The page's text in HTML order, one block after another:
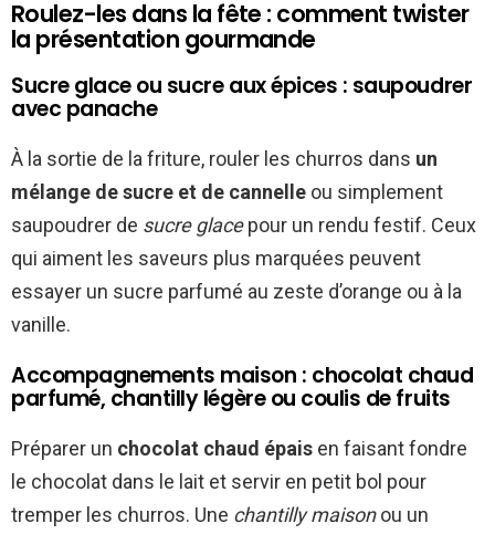
Roulez-les dans la fête : comment twister
la présentation gourmande
Sucre glace ou sucre aux épices : saupoudrer
avec panache
À la sortie de la friture, rouler les churros dans un
mélange de sucre et de cannelle ou simplement
saupoudrer de sucre glacepour un rendu festif. Ceux
qui aiment les saveurs plus marquées peuvent
essayer un sucre parfumé au zeste d’orange ou à la
vanille.
Accompagnements maison : chocolat chaud
parfumé, chantilly légère ou coulis de fruits
Préparer un chocolat chaud épais en faisant fondre
le chocolat dans le lait et servir en petit bol pour
tremper les churros. Une chantilly maisonou un